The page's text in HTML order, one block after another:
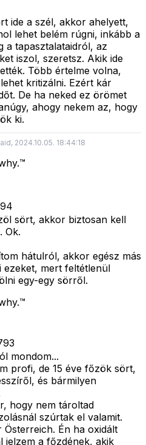
ide a szél, akkor ahelyett,
lehet belém rúgni, inkább a
a tapasztalataidról, az
iszol, szeretsz. Akik ide
Több értelme volna,
kritizálni. Ezért kár
De ha neked ez örömet
ahogy nekem az, hogy
ki.
2024.10.05. 18:44:18
sört, akkor biztosan kell
Ok.
hátulról, akkor egész más
ezeket, mert feltétlenül
egy-egy sörről.
mondom...
profi, de 15 éve főzök sört,
és bármilyen
hogy nem tároltad
szúrtak el valamit.
Österreich. Én ha oxidált
jelzem a főzdének, akik